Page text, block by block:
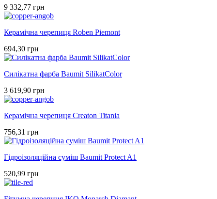
9 332,77 грн
Керамічна черепиця Roben Piemont
694,30 грн
Силікатна фарба Baumit SilikatColor
3 619,90 грн
Керамічна черепиця Creaton Titania
756,31 грн
Гідроізоляційна суміш Baumit Protect A1
520,99 грн